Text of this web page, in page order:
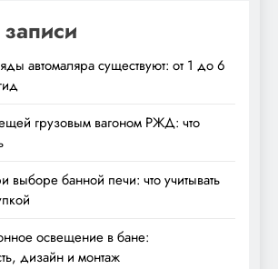
автомаляра существуют: от 1 до 6
грузовым вагоном РЖД: что
банной печи: что учитывать
освещение в бане:
дизайн и монтаж